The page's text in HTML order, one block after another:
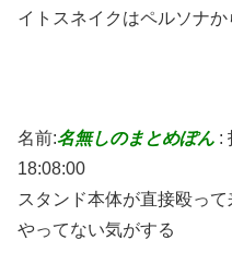
イトスネイクはペルソナか
名前:名無しのまとめぽん :
18:08:00
スタンド本体が直接殴っ
やってない気がする